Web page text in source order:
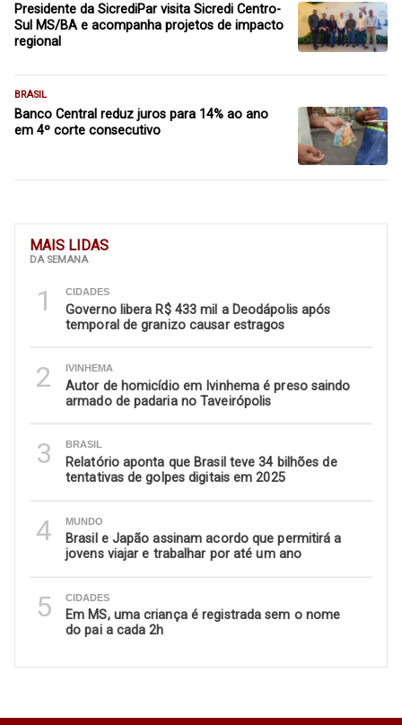
MAIS LIDAS
DA SEMANA
1 CIDADES
Governo libera R$ 433 mil a Deodápolis após
temporal de granizo causar estragos
2 IVINHEMA
Autor de homicídio em Ivinhema é preso saindo
armado de padaria no Taveirópolis
3 BRASIL
Relatório aponta que Brasil teve 34 bilhões de
tentativas de golpes digitais em 2025
4 MUNDO
Brasil e Japão assinam acordo que permitirá a
jovens viajar e trabalhar por até um ano
5 CIDADES
Em MS, uma criança é registrada sem o nome
do pai a cada 2h
Presidente da SicrediPar visita Sicredi Centro-
Sul MS/BA e acompanha projetos de impacto
regional
BRASIL
Banco Central reduz juros para 14% ao ano
em 4º corte consecutivo